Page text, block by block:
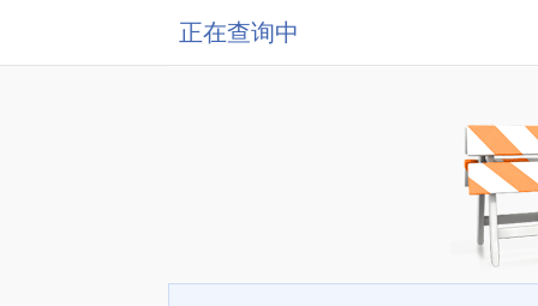
正在查询中